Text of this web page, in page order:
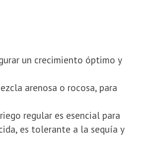
un crecimiento óptimo y
arenosa o rocosa, para
regular es esencial para
es tolerante a la sequía y